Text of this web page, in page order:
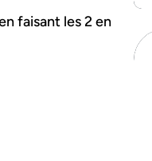
faisant les 2 en